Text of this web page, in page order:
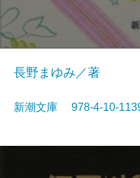
長野まゆみ／著
新潮文庫 978-4-10-